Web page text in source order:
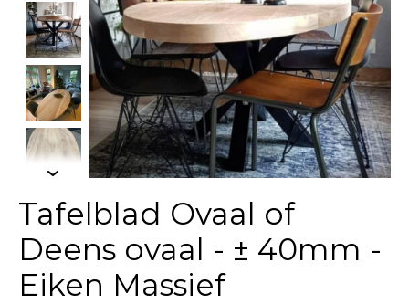
Tafelblad Ovaal of
Deens ovaal - ± 40mm -
Eiken Massief